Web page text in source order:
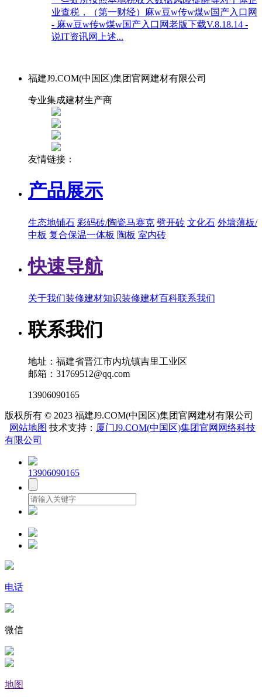
业查税，（第一财经）麻w豆w传w煤w国产入口网
- 麻w豆w传w煤w国产入口网老版下载V.8.18.14 -
说IT资讯网上述...
福建J9.COM(中国区)集团官网建材有限公司
专业集成建材生产商
友情链接：
产品展示
生态地铺石 彩码砖/陶瓷马赛克 劈开砖 文化石 外墙薄板/
中板 复合保温一体板 陶板 室内砖
快速导航
关于我们装修建材知识装修建材百科联系我们
联系我们
地址：福建省晋江市内坑镇吉里工业区
邮箱：31769512@qq.com
13906090165
版权所有 © 2023 福建J9.COM(中国区)集团官网建材有限公司
网站地图 技术支持： 厦门J9.COM(中国区)集团官网网络科技
有限公司
13906090165
电话
微信
地图